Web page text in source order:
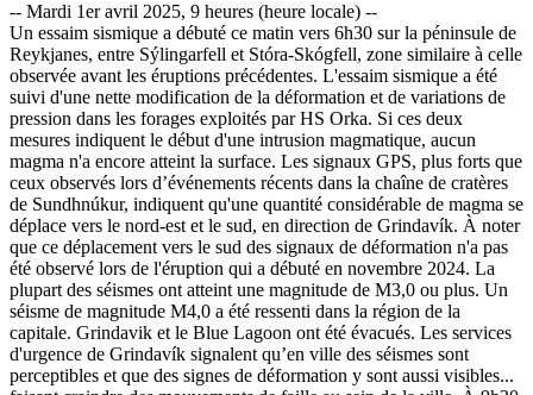
-- Mardi 1er avril 2025, 9 heures (heure locale) --
Un essaim sismique a débuté ce matin vers 6h30 sur la péninsule de
Reykjanes, entre Sýlingarfell et Stóra-Skógfell, zone similaire à celle
observée avant les éruptions précédentes. L'essaim sismique a été
suivi d'une nette modification de la déformation et de variations de
pression dans les forages exploités par HS Orka. Si ces deux
mesures indiquent le début d'une intrusion magmatique, aucun
magma n'a encore atteint la surface. Les signaux GPS, plus forts que
ceux observés lors d’événements récents dans la chaîne de cratères
de Sundhnúkur, indiquent qu'une quantité considérable de magma se
déplace vers le nord-est et le sud, en direction de Grindavík. À noter
que ce déplacement vers le sud des signaux de déformation n'a pas
été observé lors de l'éruption qui a débuté en novembre 2024. La
plupart des séismes ont atteint une magnitude de M3,0 ou plus. Un
séisme de magnitude M4,0 a été ressenti dans la région de la
capitale. Grindavik et le Blue Lagoon ont été évacués. Les services
d'urgence de Grindavík signalent qu’en ville des séismes sont
perceptibles et que des signes de déformation y sont aussi visibles...